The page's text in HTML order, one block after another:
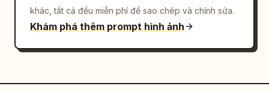
khác, tất cả đều miễn phí để sao chép và chỉnh sửa.
Khám phá thêm prompt hình ảnh